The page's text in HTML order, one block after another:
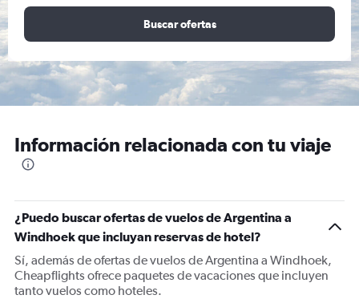
Buscar ofertas
Información relacionada con tu viaje
¿Puedo buscar ofertas de vuelos de Argentina a
Windhoek que incluyan reservas de hotel?
Sí, además de ofertas de vuelos de Argentina a Windhoek,
Cheapflights ofrece paquetes de vacaciones que incluyen
tanto vuelos como hoteles.